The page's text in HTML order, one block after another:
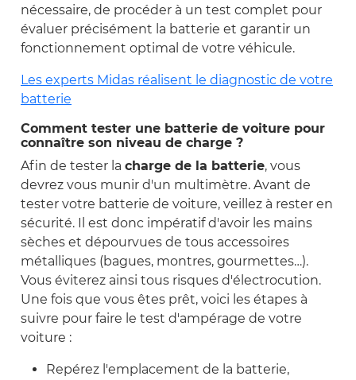
nécessaire, de procéder à un test complet pour
évaluer précisément la batterie et garantir un
fonctionnement optimal de votre véhicule.
Les experts Midas réalisent le diagnostic de votre
batterie
Comment tester une batterie de voiture pour
connaître son niveau de charge ?
Afin de tester la charge de la batterie, vous
devrez vous munir d'un multimètre. Avant de
tester votre batterie de voiture, veillez à rester en
sécurité. Il est donc impératif d'avoir les mains
sèches et dépourvues de tous accessoires
métalliques (bagues, montres, gourmettes…).
Vous éviterez ainsi tous risques d'électrocution.
Une fois que vous êtes prêt, voici les étapes à
suivre pour faire le test d'ampérage de votre
voiture :
Repérez l'emplacement de la batterie,